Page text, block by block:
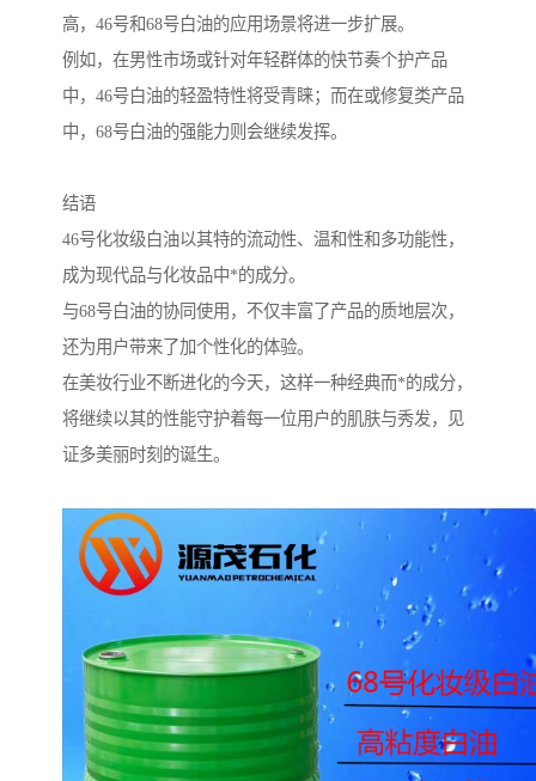
高，46号和68号白油的应用场景将进一步扩展。
例如，在男性市场或针对年轻群体的快节奏个护产品
中，46号白油的轻盈特性将受青睐；而在或修复类产品
中，68号白油的强能力则会继续发挥。
结语
46号化妆级白油以其特的流动性、温和性和多功能性，
成为现代品与化妆品中*的成分。
与68号白油的协同使用，不仅丰富了产品的质地层次，
还为用户带来了加个性化的体验。
在美妆行业不断进化的今天，这样一种经典而*的成分，
将继续以其的性能守护着每一位用户的肌肤与秀发，见
证多美丽时刻的诞生。